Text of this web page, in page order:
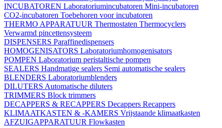
INCUBATOREN Laboratoriumincubatoren Mini-incubatoren
CO2-incubatoren Toebehoren voor incubatoren
THERMO APPARATUUR Thermostaten Thermocyclers
Verwarmd pincettensysteem
DISPENSERS Paraffinedispensers
HOMOGENISATORS Laboratoriumhomogenisators
POMPEN Laboratorium peristaltische pompen
SEALERS Handmatige sealers Semi automatische sealers
BLENDERS Laboratoriumblenders
DILUTERS Automatische diluters
TRIMMERS Block trimmers
DECAPPERS & RECAPPERS Decappers Recappers
KLIMAATKASTEN & -KAMERS Vrijstaande klimaatkasten
AFZUIGAPPARATUUR Flowkasten